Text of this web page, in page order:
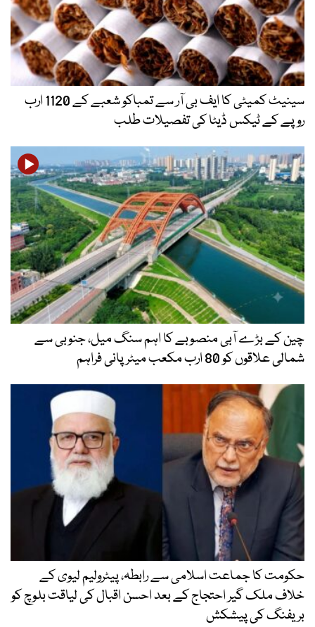
سینیٹ کمیٹی کا ایف بی آر سے تمباکو شعبے کے 1120 ارب
روپے کے ٹیکس ڈیٹا کی تفصیلات طلب
چین کے بڑے آبی منصوبے کا اہم سنگ میل، جنوبی سے
شمالی علاقوں کو 80 ارب مکعب میٹر پانی فراہم
حکومت کا جماعت اسلامی سے رابطہ، پیٹرولیم لیوی کے
خلاف ملک گیر احتجاج کے بعد احسن اقبال کی لیاقت بلوچ کو
بریفنگ کی پیشکش